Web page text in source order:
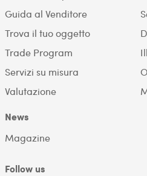
Guida al Venditore
Trova il tuo oggetto
Trade Program
Servizi su misura
Valutazione
News
Magazine
Follow us